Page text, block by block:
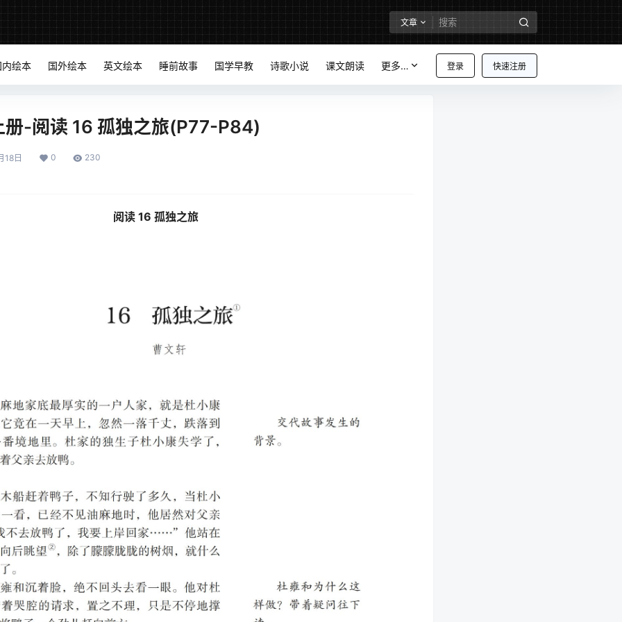
文章
登录 快速注册
内绘本 国外绘本 英文绘本 睡前故事 国学早教 诗歌小说 课文朗读 更多…
册-阅读 16 孤独之旅(P77-P84)
18日 0 230
阅读 16 孤独之旅